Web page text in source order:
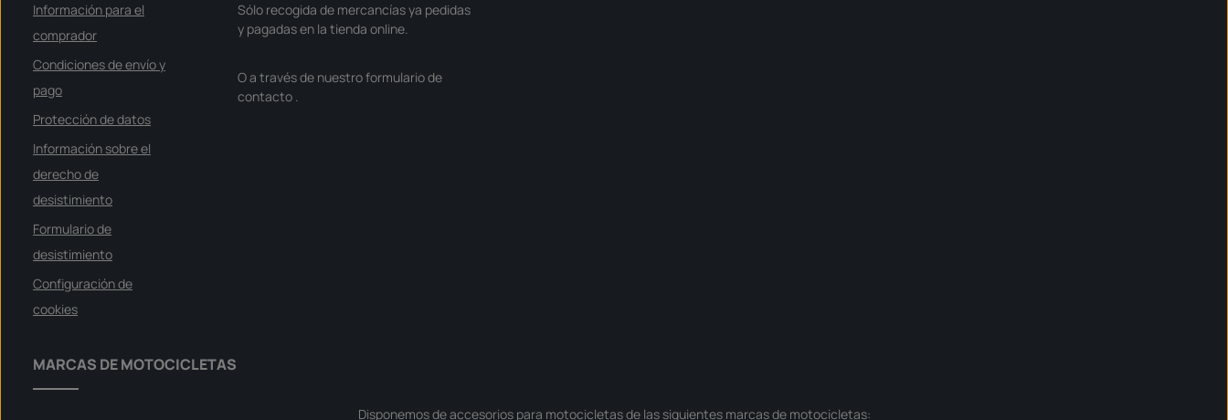
Información para el
comprador
Condiciones de envío y
pago
Protección de datos
Información sobre el
derecho de
desistimiento
Formulario de
desistimiento
Configuración de
cookies
Sólo recogida de mercancías ya pedidas
y pagadas en la tienda online.
O a través de nuestro formulario de
contacto .
MARCAS DE MOTOCICLETAS
Disponemos deaccesorios para motocicletasde las siguientes marcas de motocicletas: